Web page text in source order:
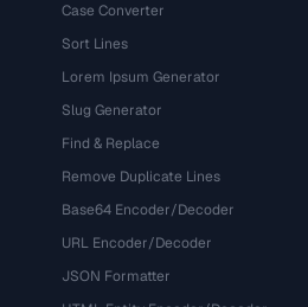
Case Converter
Sort Lines
Lorem Ipsum Generator
Slug Generator
Find & Replace
Remove Duplicate Lines
Base64 Encoder/Decoder
URL Encoder/Decoder
JSON Formatter